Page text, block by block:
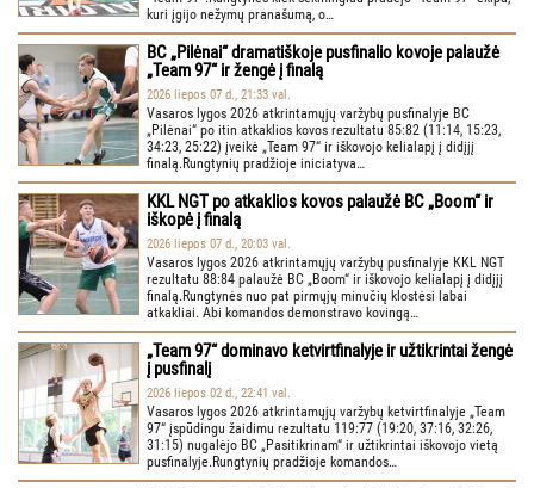
kuri įgijo nežymų pranašumą, o…
BC „Pilėnai“ dramatiškoje pusfinalio kovoje palaužė
„Team 97“ ir žengė į finalą
2026 liepos 07 d., 21:33 val.
Vasaros lygos 2026 atkrintamųjų varžybų pusfinalyje BC
„Pilėnai“ po itin atkaklios kovos rezultatu 85:82 (11:14, 15:23,
34:23, 25:22) įveikė „Team 97“ ir iškovojo kelialapį į didįjį
finalą.Rungtynių pradžioje iniciatyva…
KKL NGT po atkaklios kovos palaužė BC „Boom“ ir
iškopė į finalą
2026 liepos 07 d., 20:03 val.
Vasaros lygos 2026 atkrintamųjų varžybų pusfinalyje KKL NGT
rezultatu 88:84 palaužė BC „Boom“ ir iškovojo kelialapį į didįjį
finalą.Rungtynės nuo pat pirmųjų minučių klostėsi labai
atkakliai. Abi komandos demonstravo kovingą…
„Team 97“ dominavo ketvirtfinalyje ir užtikrintai žengė
į pusfinalį
2026 liepos 02 d., 22:41 val.
Vasaros lygos 2026 atkrintamųjų varžybų ketvirtfinalyje „Team
97“ įspūdingu žaidimu rezultatu 119:77 (19:20, 37:16, 32:26,
31:15) nugalėjo BC „Pasitikrinam“ ir užtikrintai iškovojo vietą
pusfinalyje.Rungtynių pradžioje komandos…